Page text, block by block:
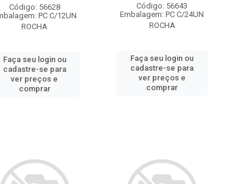
Código: 56628
PC C/12UN
ROCHA
Faça seu login ou
cadastre-se para
ver preços e
comprar
Código: 56643
Embalagem: PC C/24UN
ROCHA
Faça seu login ou
cadastre-se para
ver preços e
comprar